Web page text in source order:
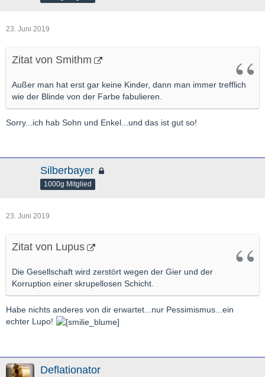
23. Juni 2019
Zitat von Smithm
Außer man hat erst gar keine Kinder, dann man immer trefflich
wie der Blinde von der Farbe fabulieren.
Sorry...ich hab Sohn und Enkel...und das ist gut so!
Silberbayer
1000g Mitglied
23. Juni 2019
Zitat von Lupus
Die Gesellschaft wird zerstört wegen der Gier und der
Korruption einer skrupellosen Schicht.
Habe nichts anderes von dir erwartet...nur Pessimismus...ein
echter Lupo!
Deflationator